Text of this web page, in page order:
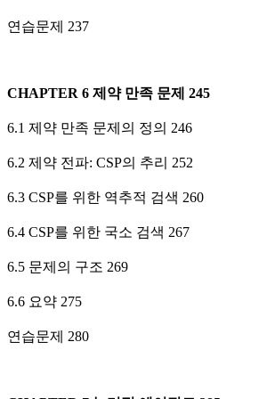
연습문제 237
CHAPTER 6 제약 만족 문제 245
6.1 제약 만족 문제의 정의 246
6.2 제약 전파: CSP의 추리 252
6.3 CSP를 위한 역추적 검색 260
6.4 CSP를 위한 국소 검색 267
6.5 문제의 구조 269
6.6 요약 275
연습문제 280